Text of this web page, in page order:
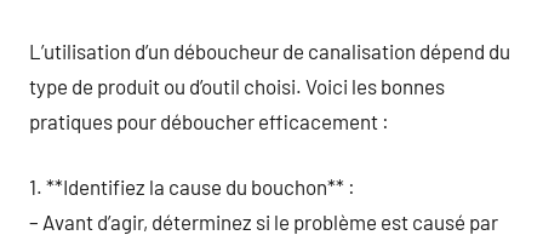
L’utilisation d’un déboucheur de canalisation dépend du
type de produit ou d’outil choisi. Voici les bonnes
pratiques pour déboucher efficacement :
1. **Identifiez la cause du bouchon** :
– Avant d’agir, déterminez si le problème est causé par